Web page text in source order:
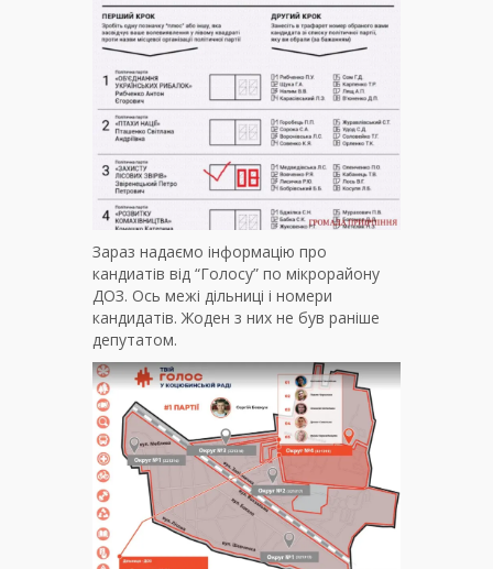
Зараз надаємо інформацію про
кандиатів від “Голосу” по мікрорайону
ДОЗ. Ось межі дільниці і номери
кандидатів. Жоден з них не був раніше
депутатом.